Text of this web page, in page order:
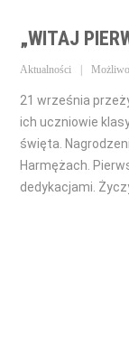
„WITAJ
Aktualności
21 września
ich uczniowie
święta.
Harmężach.
dedykacjami.